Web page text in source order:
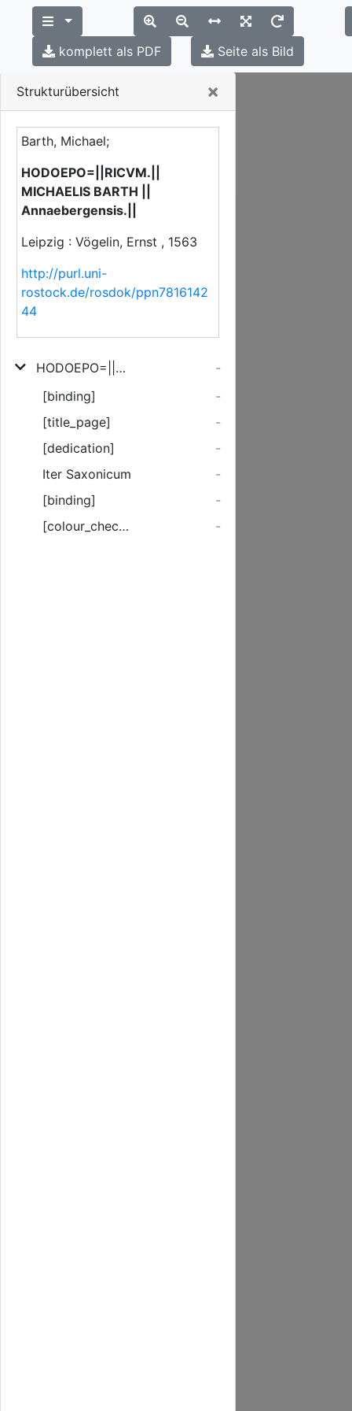
Strukturübersicht ×
Barth, Michael;
HODOEPO=||RICVM.||
MICHAELIS BARTH ||
Annaebergensis.||
Leipzig : Vögelin, Ernst , 1563
http://purl.uni-
rostock.de/rosdok/ppn7816142
44
HODOEPO=||RICVM.|| MICHAELIS BARTH || Annaebergensis.||
-
[binding]
-
[title_page]
-
[dedication]
-
Iter Saxonicum
-
[binding]
-
[colour_checker]
-
komplett als PDF Seite als Bild